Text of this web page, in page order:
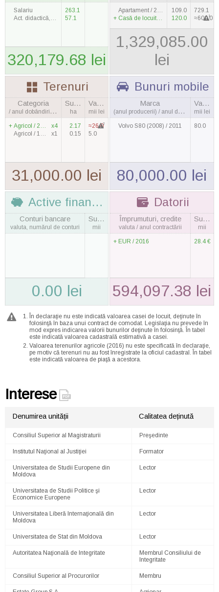
Salariu
Act. didactică, ştiinţifică şi de creaţie
263.1
57.1
320,179.68 lei
Apartament / 2009
Casă de locuit / 1994
109.0
120.0
729.1
≈600.0
1
1,329,085.00
lei
Terenuri
Categoria
/ anul dobândirii, cantitatea
Suprafaţa
ha
Valoarea
mii lei
Agricol / 2016
x4
Agricol / 1990
x1
2.17
0.15
≈26.02
5.0
31,000.00 lei
Bunuri mobile
Marca
(anul producerii) / anul dobândirii
Valoarea
mii lei
Volvo S80 (2008) / 2011 80.0
80,000.00 lei
Active financiare
Conturi bancare
valuta, numărul de conturi
Suma
mii
0.00 lei
Datorii
Împrumuturi, credite
valuta / anul contractării
Suma
mii
EUR / 2016 28.4 €
594,097.38 lei
În declaraţie nu este indicată valoarea casei de locuit, deţinute în
folosinţă în baza unui contract de comodat. Legislaţia nu prevede în
mod expres indicarea valorii bunurilor deţinute în folosinţă. În tabel
este indicată valoarea cadastrală estimativă a casei.
Valoarea terenurilor agricole (2016) nu este specificată în declaraţie,
pe motiv că terenuri nu au fost înregistrate la oficiul cadastral. În tabel
este indicată valoarea de piaţă a acestora.
Interese
Denumirea unității Calitatea deținută
Consiliul Superior al Magistraturii Preşedinte
Institutul Naţional al Justiţiei Formator
Universitatea de Studii Europene din
Moldova
Lector
Universitatea de Studii Politice şi
Economice Europene
Lector
Universitatea Liberă Internaţională din
Moldova
Lector
Universitatea de Stat din Moldova Lector
Autoritatea Naţională de Integritate
Membrul Consiliului de
Integritate
Consiliul Superior al Procurorilor Membru